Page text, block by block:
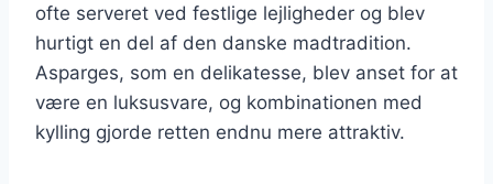
ofte serveret ved festlige lejligheder og blev
hurtigt en del af den danske madtradition.
Asparges, som en delikatesse, blev anset for at
være en luksusvare, og kombinationen med
kylling gjorde retten endnu mere attraktiv.